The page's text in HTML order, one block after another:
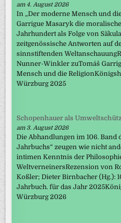
am 4. August 2026
In „Der moderne Mensch und
Garrigue Masaryk die
Jahrhundert als Folge von
zeitgenössische Antworten auf
sinnstiftenden
Nunner-Winkler zuTomáš
Mensch und die
Würzburg 2025
Schopenhauer als
am 3. August 2026
Die Abhandlungen im 106. Band
Jahrbuchs“ zeugen wie nicht
intimen Kenntnis der
WeltverneinersRezension von
Koßler; Dieter Birnbacher (Hg.):
Jahrbuch. für das Jahr
Würzburg 2026